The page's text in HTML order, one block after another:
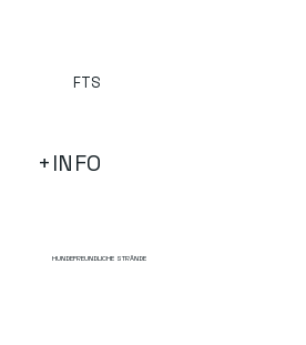
+INFO
FTS
HUNDEFREUNDLICHE STRÄNDE